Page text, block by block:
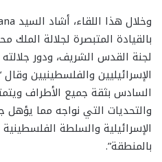
بالقيادة المتبصرة لجلالة
لجنة القدس الشريف، ودور
الإسرائيليين والفلسطينيين
السادس بثقة جميع الأطراف
والتحديات التي نواجه مما يؤهل
الإسرائيلية والسلطة
بالمنطقة”.